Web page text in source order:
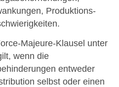
Produktions-
Majeure-Klausel unter
wenn die
entweder
selbst oder einen